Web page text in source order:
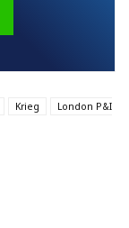
Krieg
London P&I